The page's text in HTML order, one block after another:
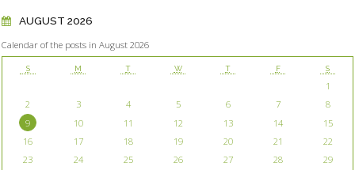
AUGUST 2026
Calendar of the posts in August 2026
S M T W T F S
1
2
3 4 5 6 7
8
9
10 11 12 13 14
15
16
17 18 19 20 21
22
23
24 25 26 27 28
29